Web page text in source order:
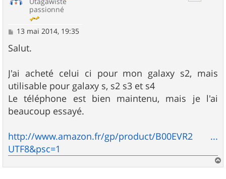
passionné
M
s
s
g
e
13 mai 2014, 19:35
Salut.
J'ai acheté celui ci pour mon galaxy s2, mais
utilisable pour galaxy s, s2 s3 et s4
Le téléphone est bien maintenu, mais je l'ai
beaucoup essayé.
http://www.amazon.fr/gp/product/B00EVR2 ...
UTF8&psc=1
a